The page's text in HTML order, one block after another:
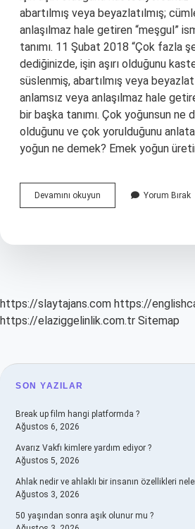
abartılmış veya beyazlatılmış;
anlaşılmaz hale getiren “meşgul”
tanımı. 11 Şubat 2018 “Çok fazla
dediğinizde, işin aşırı olduğunu
süslenmiş, abartılmış veya
anlamsız veya anlaşılmaz hale
bir başka tanımı. Çok yoğunsun ne
olduğunu ve çok yorulduğunu
yoğun ne demek? Emek yoğun
Devamını okuyun
Olarak
Yorum Bırak
https://slaytajans.com https://
https://elaziggelinlik.com.tr Sitemap
SIDEBAR
SON YAZILAR
Break up film hangi platformda ?
Ağustos 6, 2026
Avarız Vakfı kimlere yardım ediyor ?
Ağustos 5, 2026
Ahlak nedir ve ahlaklı bir insanın özellikleri
Ağustos 3, 2026
50 yaşından sonra aşık olunur mu ?